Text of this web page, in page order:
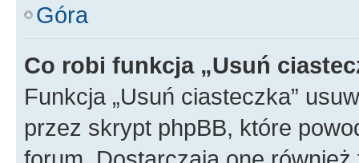
Góra
Co robi funkcja „Usuń
Funkcja „Usuń ciasteczka”
przez skrypt phpBB, które